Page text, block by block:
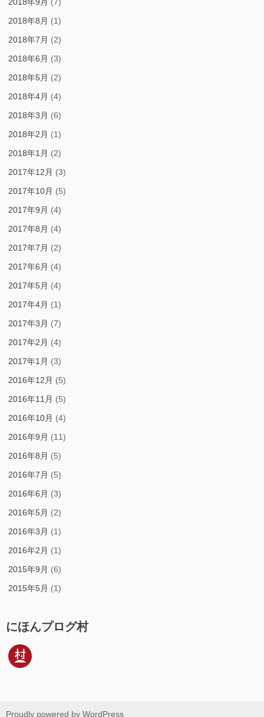
2018年8月 (1)
2018年7月 (2)
2018年6月 (3)
2018年5月 (2)
2018年4月 (4)
2018年3月 (6)
2018年2月 (1)
2018年1月 (2)
2017年12月 (3)
2017年10月 (5)
2017年9月 (4)
2017年8月 (4)
2017年7月 (2)
2017年6月 (4)
2017年5月 (4)
2017年4月 (1)
2017年3月 (7)
2017年2月 (4)
2017年1月 (3)
2016年12月 (5)
2016年11月 (5)
2016年10月 (4)
2016年9月 (11)
2016年8月 (5)
2016年7月 (5)
2016年6月 (3)
2016年5月 (2)
2016年3月 (1)
2016年2月 (1)
2015年9月 (6)
2015年5月 (1)
にほんプログ村
Proudly powered by WordPress